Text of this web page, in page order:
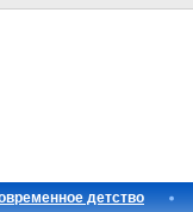
детство